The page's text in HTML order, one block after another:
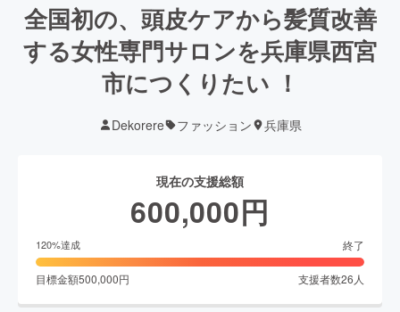
全国初の、頭皮ケアから髪質改善
する女性専門サロンを兵庫県西宮
市につくりたい ！
Dekorere ファッション 兵庫県
現在の支援総額
600,000円
120%達成 終了
目標金額500,000円 支援者数26 人